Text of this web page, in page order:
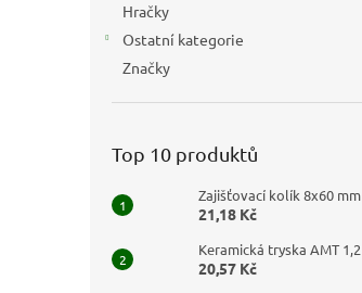
Hračky
Ostatní kategorie
Značky
Top 10 produktů
Zajišťovací kolík 8x60 mm
21,18 Kč
Keramická tryska AMT 1,2
20,57 Kč